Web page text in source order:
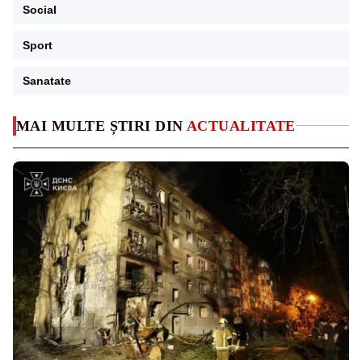
MAI MULTE ȘTIRI DIN ACTUALITATE
Social
Sport
Sanatate